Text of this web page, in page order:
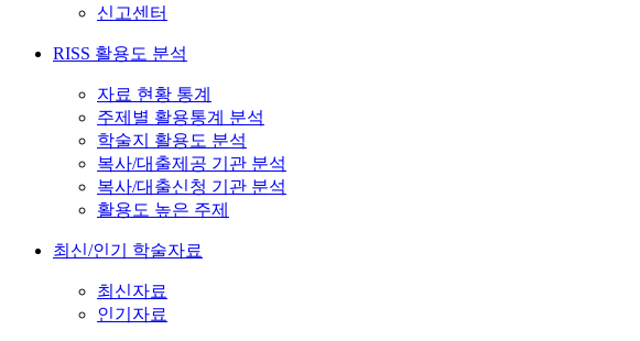
신고센터
RISS 활용도 분석
자료 현황 통계
주제별 활용통계 분석
학술지 활용도 분석
복사/대출제공 기관 분석
복사/대출신청 기관 분석
활용도 높은 주제
최신/인기 학술자료
최신자료
인기자료